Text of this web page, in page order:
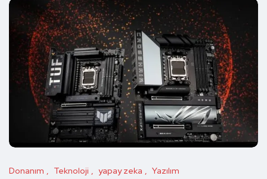
Donanım Teknoloji yapay zeka Yazılım